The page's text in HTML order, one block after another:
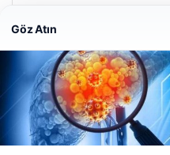
Prenses Night Club
Web sitemizi nasıl
Göz Atın